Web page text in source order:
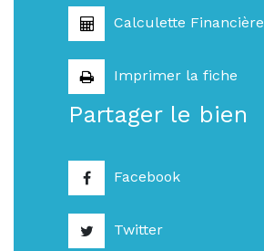
Calculette Financière
Imprimer la fiche
Partager le bien
Facebook
Twitter